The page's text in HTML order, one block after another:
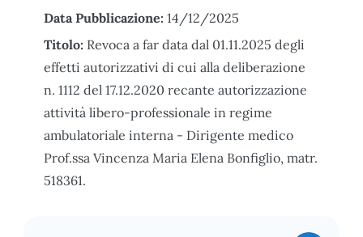
Data Pubblicazione: 14/12/2025
Titolo: Revoca a far data dal 01.11.2025 degli
effetti autorizzativi di cui alla deliberazione
n. 1112 del 17.12.2020 recante autorizzazione
attività libero-professionale in regime
ambulatoriale interna - Dirigente medico
Prof.ssa Vincenza Maria Elena Bonfiglio, matr.
518361.